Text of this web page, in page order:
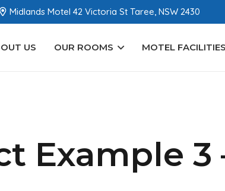
Midlands Motel 42 Victoria St Taree, NSW 2430
US OUR ROOMS MOTEL FACILITIES
Example 3